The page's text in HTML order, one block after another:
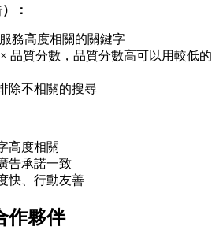
：
務高度相關的關鍵字
品質分數，品質分數高可以用較低的
除不相關的搜尋
高度相關
告承諾一致
快、行動友善
作夥伴